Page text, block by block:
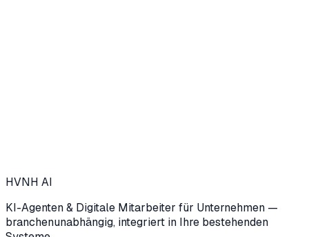
HVNH AI
KI-Agenten & Digitale Mitarbeiter für Unternehmen —
branchenunabhängig, integriert in Ihre bestehenden